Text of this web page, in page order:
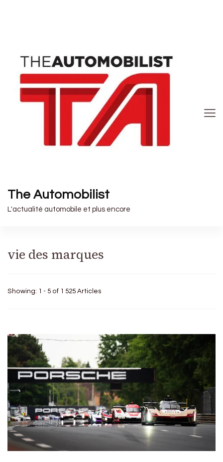
The Automobilist
L'actualité automobile et plus encore
vie des marques
Showing: 1 - 5 of 1 525 Articles